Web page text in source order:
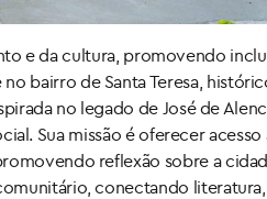
e da cultura, promovendo
bairro de Santa Teresa,
no legado de José de
Sua missão é oferecer acesso
reflexão sobre a
conectando